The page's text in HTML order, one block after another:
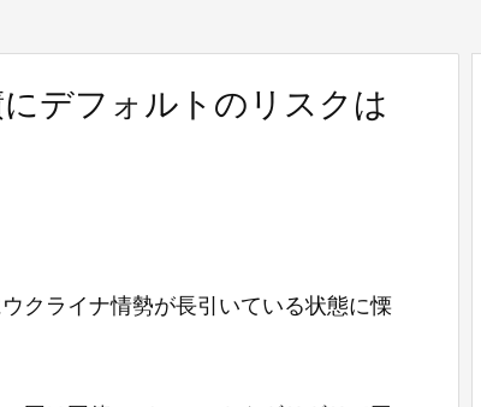
デフォルトのリスクは
クライナ情勢が長引いている状態に慄